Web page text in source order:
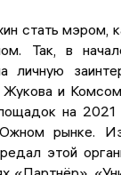
стать мэром,
Так, в
личную
и
на 2021
рынке.
этой